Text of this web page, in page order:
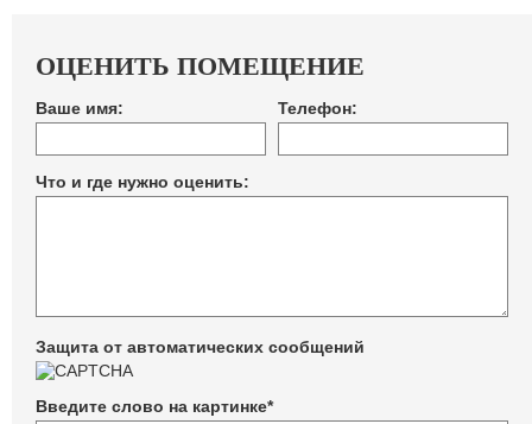
ОЦЕНИТЬ ПОМЕЩЕНИЕ
Ваше имя: Телефон:
Что и где нужно оценить:
Защита от автоматических сообщений
Введите слово на картинке*